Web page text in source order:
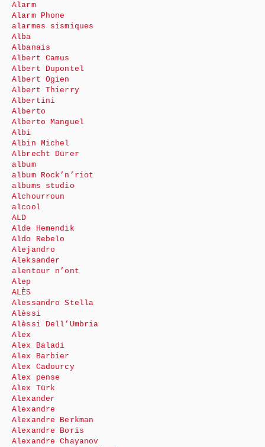
Alarm
Alarm Phone
alarmes sismiques
Alba
Albanais
Albert Camus
Albert Dupontel
Albert Ogien
Albert Thierry
Albertini
Alberto
Alberto Manguel
Albi
Albin Michel
Albrecht Dürer
album
album Rock’n’riot
albums studio
Alchourroun
alcool
ALD
Alde Hemendik
Aldo Rebelo
Alejandro
Aleksander
alentour n’ont
Alep
ALÈS
Alessandro Stella
Alèssi
Alèssi Dell’Umbria
Alex
Alex Baladi
Alex Barbier
Alex Cadourcy
Alex pense
Alex Türk
Alexander
Alexandre
Alexandre Berkman
Alexandre Boris
Alexandre Chayanov